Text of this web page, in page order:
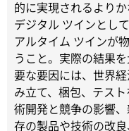
的に実現されるより
デジタル ツインとし
アルタイム ツインが
うこと。実際の結果
要な要因には、世界
み立て、梱包、テス
術開発と競争の影響
存の製品や技術の改